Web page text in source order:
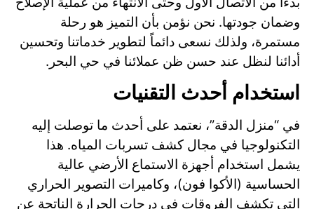
وضمان جودتها. نحن نؤمن بأن التميز هو رحلة
مستمرة، ولذلك نسعى دائماً لتطوير خدماتنا وتحسين
أدائنا لنظل عند حسن ظن عملائنا في حي البحر.
استخدام أحدث التقنيات
في “منزل الدقة”، نعتمد على أحدث ما توصلت إليه
التكنولوجيا في مجال كشف تسربات المياه. هذا
يشمل استخدام أجهزة الاستماع الأرضي عالية
الحساسية (الأكوا فون)، وكاميرات التصوير الحراري
التي تكشف الفروقات في درجات الحرارة الناتجة عن